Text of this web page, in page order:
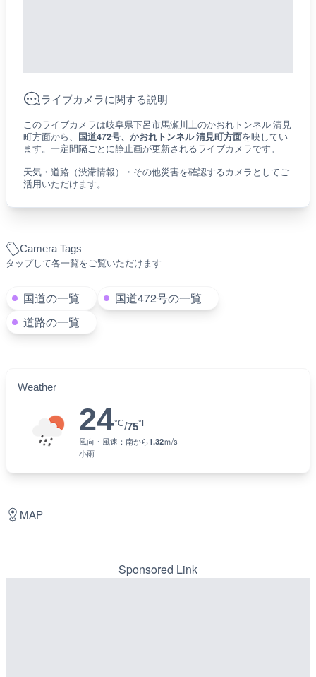
Camera Tags
タップして各一覧をご覧いただけます
国道の一覧
国道472号の一覧
道路の一覧
Weather
24°C/75°F
風向・風速： 南から1.32ｍ/s
小雨
ライブカメラに関する説明
このライブカメラは岐阜県下呂市馬瀬川上のかおれトンネル 清見
町方面から、 国道472号、かおれトンネル 清見町方面を映してい
ます。一定間隔ごとに静止画が更新されるライブカメラです。
天気・道路（渋滞情報）・その他災害を確認するカメラとしてご
活用いただけます。
MAP
Sponsored Link